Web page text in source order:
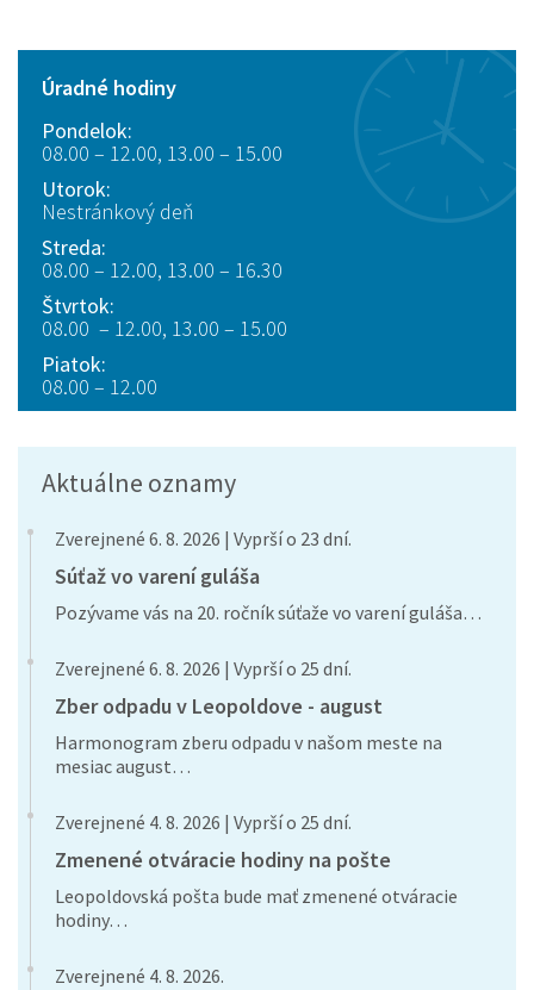
Úradné hodiny
Pondelok:
08.00 – 12.00, 13.00 – 15.00
Utorok:
Nestránkový deň
Streda:
08.00 – 12.00, 13.00 – 16.30
Štvrtok:
08.00 – 12.00, 13.00 – 15.00
Piatok:
08.00 – 12.00
Aktuálne oznamy
Zverejnené 6. 8. 2026 | Vyprší o 23 dní.
Súťaž vo varení guláša
Pozývame vás na 20. ročník súťaže vo varení guláša…
Zverejnené 6. 8. 2026 | Vyprší o 25 dní.
Zber odpadu v Leopoldove - august
Harmonogram zberu odpadu v našom meste na
mesiac august…
Zverejnené 4. 8. 2026 | Vyprší o 25 dní.
Zmenené otváracie hodiny na pošte
Leopoldovská pošta bude mať zmenené otváracie
hodiny…
Zverejnené 4. 8. 2026.